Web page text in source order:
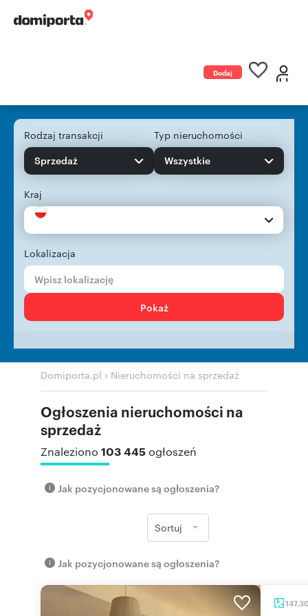
Dodaj
Rodzaj transakcji
Sprzedaż
Typ nieruchomości
Wszystkie
Kraj
Lokalizacja
Pokaż
Domiporta.pl › Nieruchomości na sprzedaż
Ogłoszenia nieruchomości na
sprzedaż
Znaleziono 103 445ogłoszeń
Jak pozycjonowane są ogłoszenia?
Sortuj
Jak pozycjonowane są ogłoszenia?